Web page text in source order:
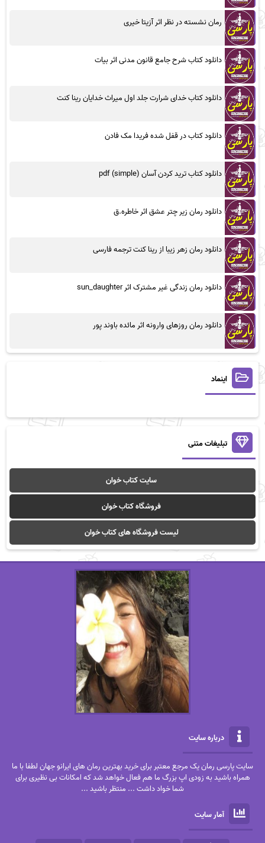
رمان نشسته در نظر اثر آزیتا خیری
دانلود کتاب شرح جامع قانون مدنی اثر بیات
دانلود کتاب خدای شرارت جلد اول میراث خدایان رینا کنت
دانلود کتاب در قفل شده فریدا مک فادن
دانلود کتاب ترید کردن آسان (simple) pdf
دانلود رمان زیر چتر عشق اثر خاطره.ق
دانلود رمان زهر زیبا از رینا کنت ترجمه فارسی
دانلود رمان زندگی غیر مشترک اثر sun_daughter
دانلود رمان روزهای وارونه اثر مائده باوند پور
اینماد
تبلیغات متنی
سایت کتاب خوان
فروشگاه کتاب خوان
لیست فروشگاه های کتاب خوان
درباره سایت
سایت پارسی رمان یک مرجع معتبر برای خرید بهترین رمان های ایرانو جهان لطفا با ما
همراه باشید به زودی اپ بزرگ ما هم فعال خواهد شد که امکانات بی نظیری برای
شما خواد داشت ... منتظر باشید ...
آمار سایت